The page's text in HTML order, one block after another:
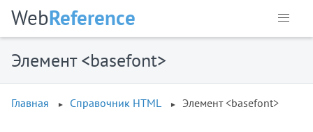
WebReference
Элемент <basefont>
Главная Справочник HTML Элемент <basefont>